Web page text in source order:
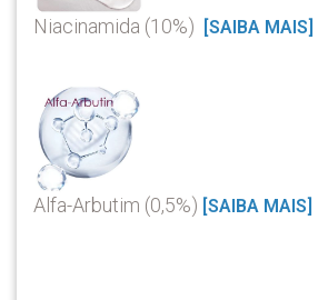
Niacinamida (10%) [SAIBA MAIS]
Alfa-Arbutim (0,5%) [SAIBA MAIS]